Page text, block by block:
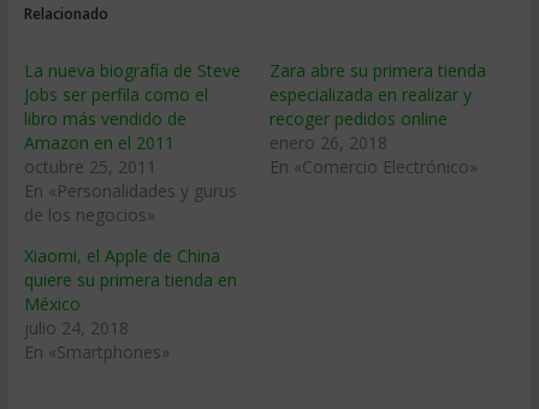
Relacionado
La nueva biografía de Steve
Jobs ser perfila como el
libro más vendido de
Amazon en el 2011
octubre 25, 2011
En «Personalidades y gurus
de los negocios»
Zara abre su primera tienda
especializada en realizar y
recoger pedidos online
enero 26, 2018
En «Comercio Electrónico»
Xiaomi, el Apple de China
quiere su primera tienda en
México
julio 24, 2018
En «Smartphones»